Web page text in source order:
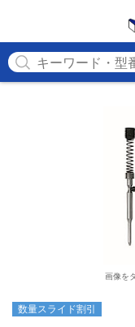
画像を
数量スライド割引